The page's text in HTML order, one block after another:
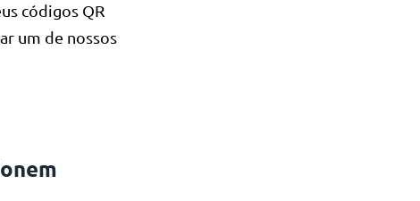
códigos QR
um de nossos